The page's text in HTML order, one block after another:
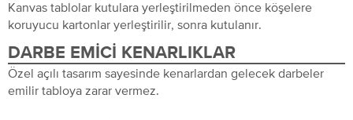
Kanvas tablolar kutulara yerleştirilmeden önce köşelere
koruyucu kartonlar yerleştirilir, sonra kutulanır.
DARBE EMICI KENARLIKLAR
Özel açılı tasarım sayesinde kenarlardan gelecek darbeler
emilir tabloya zarar vermez.